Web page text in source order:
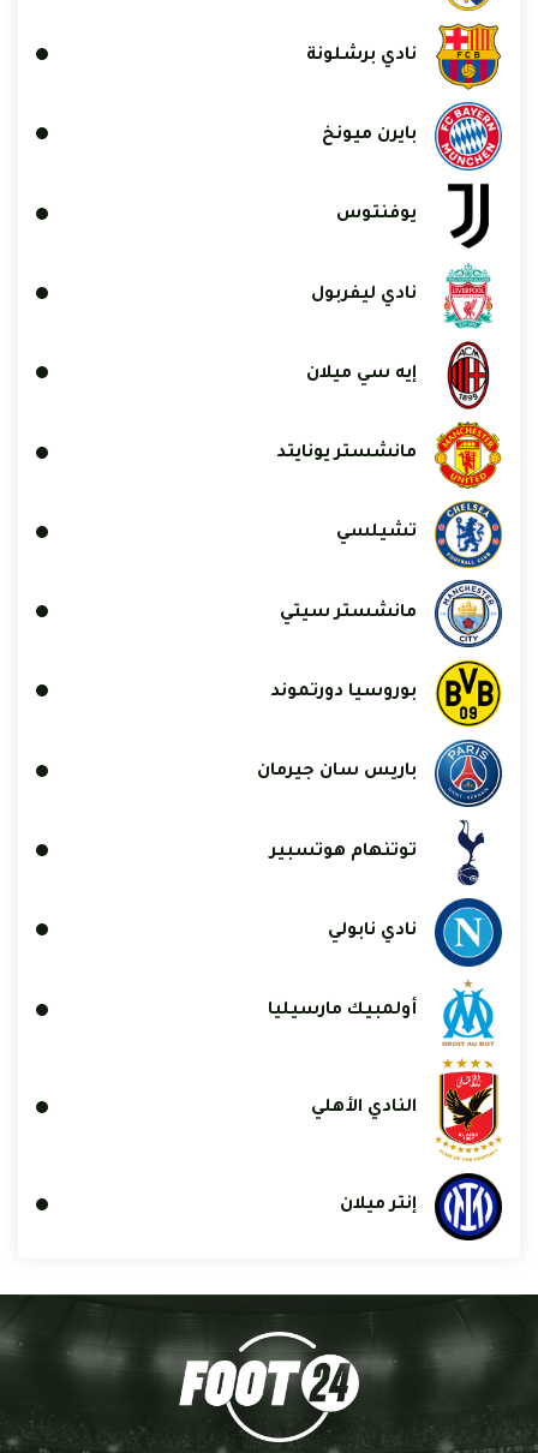
نادي برشلونة
بايرن ميونخ
يوفنتوس
نادي ليفربول
إيه سي ميلان
مانشستر يونايتد
تشيلسي
مانشستر سيتي
بوروسيا دورتموند
باريس سان جيرمان
توتنهام هوتسبير
نادي نابولي
أولمبيك مارسيليا
النادي الأهلي
إنتر ميلان